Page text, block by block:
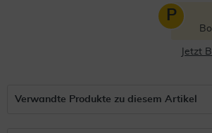
P
Jetzt
Verwandte Produkte zu diesem Artikel